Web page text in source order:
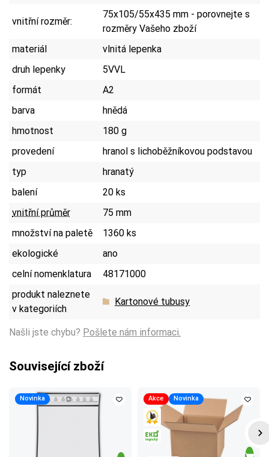
vnitřní rozměr:
75x105/55x435 mm - porovnejte s
rozměry Vašeho zboží
materiál
vlnitá lepenka
druh lepenky
5VVL
formát
A2
barva
hnědá
hmotnost
180 g
provedení
hranol s lichoběžníkovou podstavou
typ
hranatý
balení
20 ks
vnitřní průměr
75 mm
množství na paletě
1360 ks
ekologické
ano
celní nomenklatura
48171000
produkt naleznete
v kategoriích
Kartonové tubusy
Našli jste chybu? Pošlete nám informaci.
Související zboží
Novinka Akce Novinka